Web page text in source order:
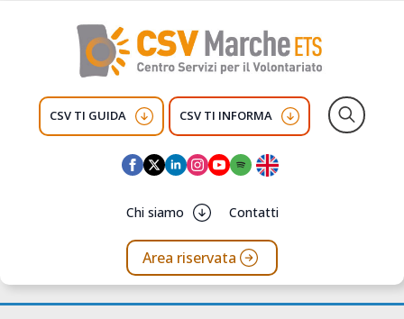
CSV TI GUIDA CSV TI INFORMA
Chi siamo Contatti
Area riservata